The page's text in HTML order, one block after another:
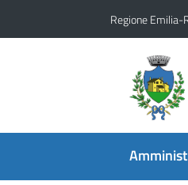
Regione Emilia-